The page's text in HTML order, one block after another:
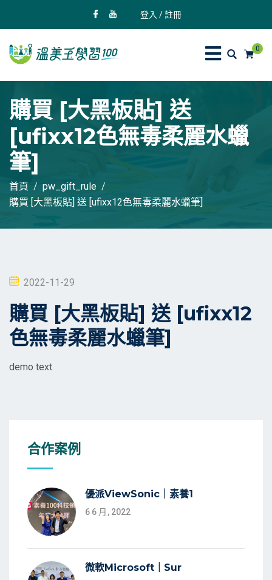
登入 / 註冊
0
購買 [大黑板貼] 送
[ufixx12色無毒柔麗水蠟
筆]
首頁
pw_gift_rule
購買 [大黑板貼] 送 [ufixx12色無毒柔麗水蠟筆]
Posted
2022-11-29
購買 [大黑板貼] 送 [ufixx12
色無毒柔麗水蠟筆]
demo text
合作案例
優派ViewSonic｜素養1
6 6 月, 2022
微軟Microsoft｜Sur